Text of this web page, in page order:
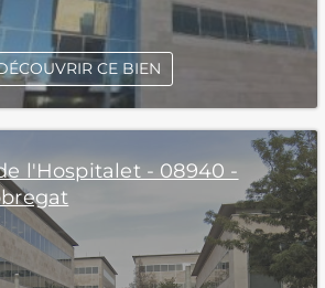
CE BIEN
l'Hospitalet - 08940 -